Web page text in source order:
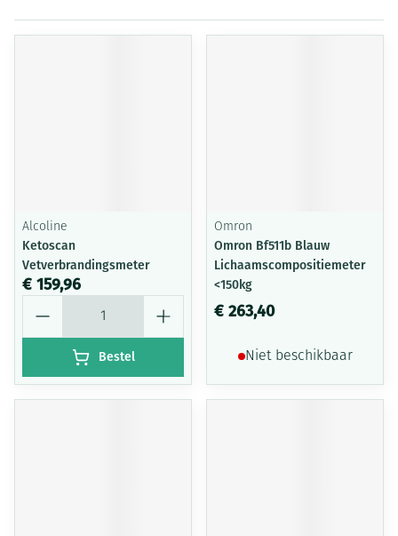
Alcoline
Ketoscan
Vetverbrandingsmeter
€ 159,96
Bestel
Omron
Omron Bf511b Blauw
Lichaamscompositiemeter
<150kg
€ 263,40
Niet beschikbaar